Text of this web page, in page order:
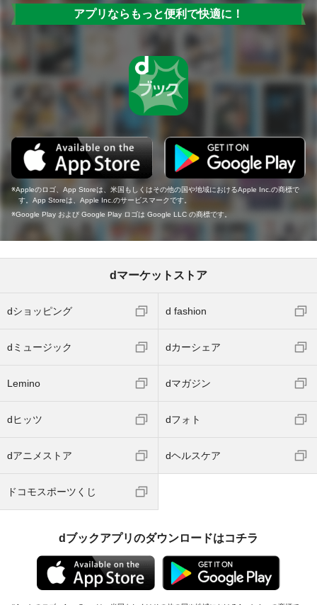
アプリならもっと便利で快適に！
Appleのロゴ、App Storeは、米国もしくはその他の国や地域におけるApple Inc.の商標で
す。App Storeは、Apple Inc.のサービスマークです。
Google Play および Google Play ロゴは Google LLC の商標です。
dマーケットストア
dショッピング d fashion
dミュージック dカーシェア
Lemino dマガジン
dヒッツ dフォト
dアニメストア dヘルスケア
ドコモスポーツくじ
dブックアプリのダウンロードはコチラ